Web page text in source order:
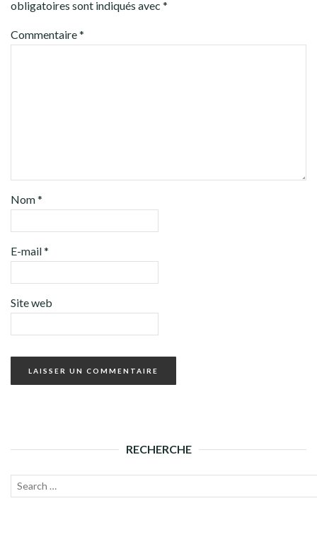
obligatoires sont indiqués avec *
Commentaire*
Nom*
E-mail*
Site web
RECHERCHE
Recherche